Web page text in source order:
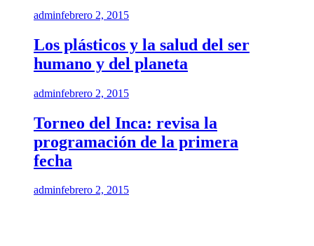
adminfebrero 2, 2015
Los plásticos y la salud del ser
humano y del planeta
adminfebrero 2, 2015
Torneo del Inca: revisa la
programación de la primera
fecha
adminfebrero 2, 2015